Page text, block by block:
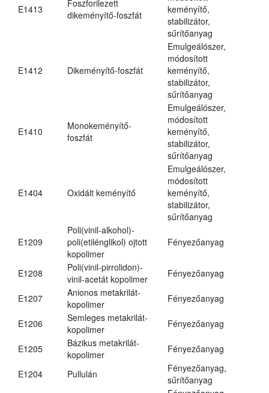
E1413
Foszforilezett
dikeményítő-foszfát
keményítő,
stabilizátor,
sűrítőanyag
E1412 Dikeményítő-foszfát
Emulgeálószer,
módosított
keményítő,
stabilizátor,
sűrítőanyag
E1410
Monokeményítő-
foszfát
Emulgeálószer,
módosított
keményítő,
stabilizátor,
sűrítőanyag
E1404 Oxidált keményítő
Emulgeálószer,
módosított
keményítő,
stabilizátor,
sűrítőanyag
E1209
Poli(vinil-alkohol)-
poli(etilénglikol) ojtott
kopolimer
Fényezőanyag
E1208
Poli(vinil-pirrolidon)-
vinil-acetát kopolimer
Fényezőanyag
E1207
Anionos metakrilát-
kopolimer
Fényezőanyag
E1206
Semleges metakrilát-
kopolimer
Fényezőanyag
E1205
Bázikus metakrilát-
kopolimer
Fényezőanyag
E1204 Pullulán
Fényezőanyag,
sűrítőanyag